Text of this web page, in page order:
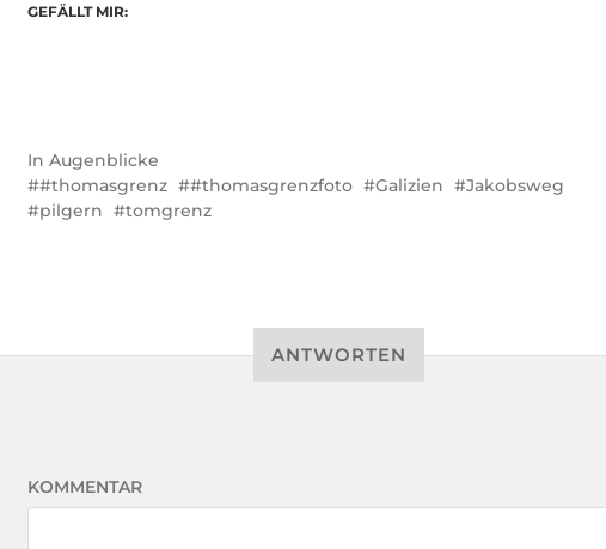
GEFÄLLT MIR:
In Augenblicke
#thomasgrenz
#thomasgrenzfoto Galizien
Jakobsweg
pilgern
tomgrenz
ANTWORTEN
KOMMENTAR